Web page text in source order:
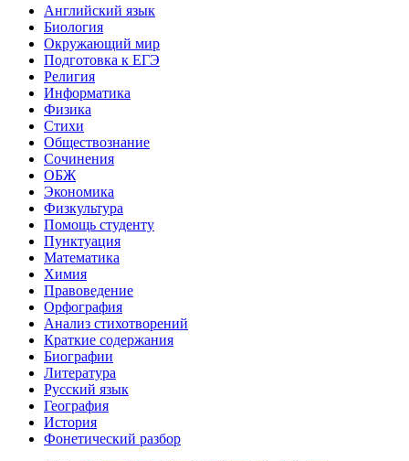
Английский язык
Биология
Окружающий мир
Подготовка к ЕГЭ
Религия
Информатика
Физика
Стихи
Обществознание
Сочинения
ОБЖ
Экономика
Физкультура
Помощь студенту
Пунктуация
Математика
Химия
Правоведение
Орфография
Анализ стихотворений
Краткие содержания
Биографии
Литература
Русский язык
География
История
Фонетический разбор